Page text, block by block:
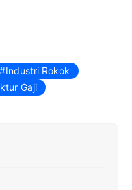
Industri Rokok
Gaji